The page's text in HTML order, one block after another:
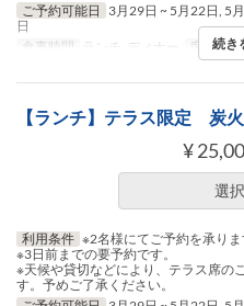
ご予約可能日
3月29日 ~ 5月22日, 5
日
食事時間
ランチ, ディナー 席のカ
続き
【ランチ】テラス限定 炭
¥
選
利用条件 ※2名様にてご予約を承りま
※3日前までの要予約です。
※天候や貸切などにより、テラス席の
す。予めご了承ください。